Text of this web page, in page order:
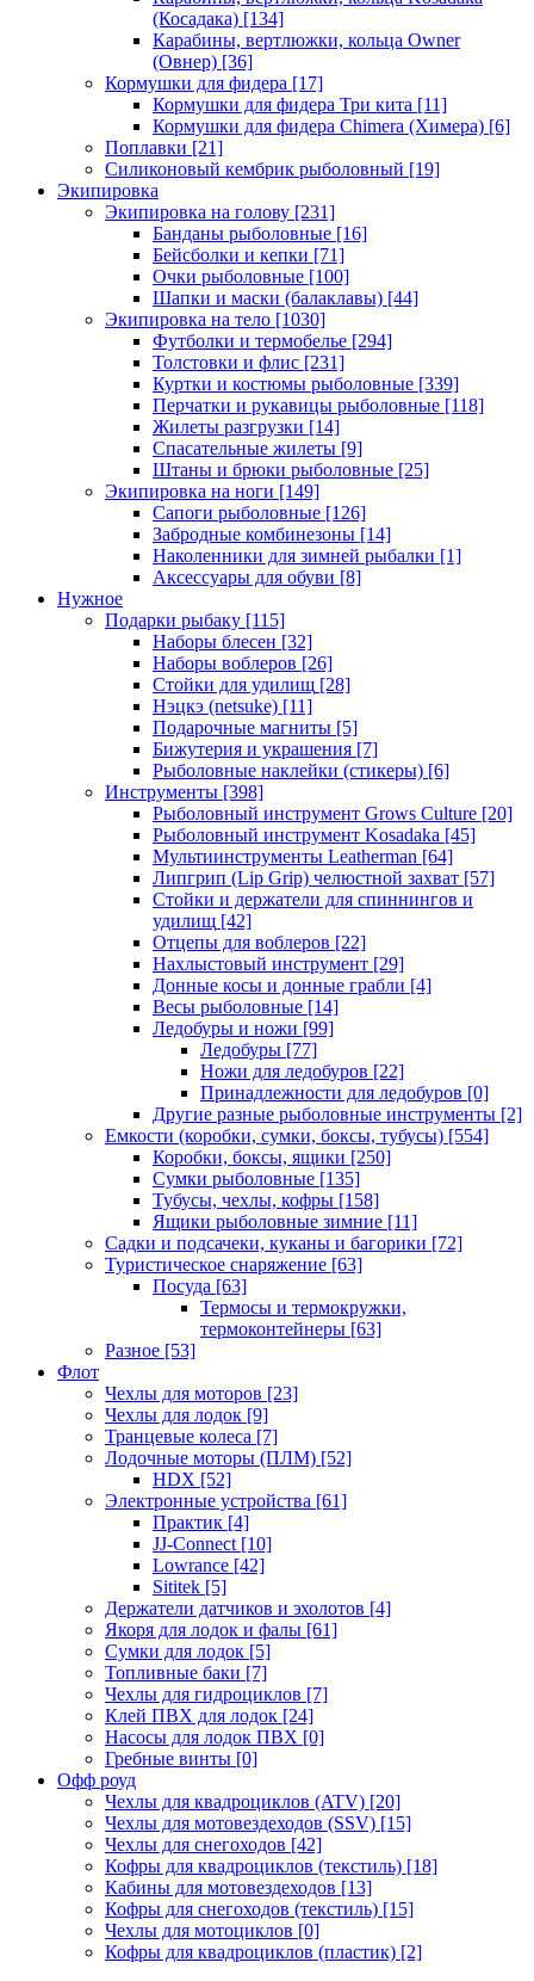
(Косадака) [134]
Карабины, вертлюжки, кольца Owner
(Овнер) [36]
Кормушки для фидера [17]
Кормушки для фидера Три кита [11]
Кормушки для фидера Chimera (Химера) [6]
Поплавки [21]
Силиконовый кембрик рыболовный [19]
Экипировка
Экипировка на голову [231]
Банданы рыболовные [16]
Бейсболки и кепки [71]
Очки рыболовные [100]
Шапки и маски (балаклавы) [44]
Экипировка на тело [1030]
Футболки и термобелье [294]
Толстовки и флис [231]
Куртки и костюмы рыболовные [339]
Перчатки и рукавицы рыболовные [118]
Жилеты разгрузки [14]
Спасательные жилеты [9]
Штаны и брюки рыболовные [25]
Экипировка на ноги [149]
Сапоги рыболовные [126]
Забродные комбинезоны [14]
Наколенники для зимней рыбалки [1]
Аксессуары для обуви [8]
Нужное
Подарки рыбаку [115]
Наборы блесен [32]
Наборы воблеров [26]
Стойки для удилищ [28]
Нэцкэ (netsuke) [11]
Подарочные магниты [5]
Бижутерия и украшения [7]
Рыболовные наклейки (стикеры) [6]
Инструменты [398]
Рыболовный инструмент Grows Culture [20]
Рыболовный инструмент Kosadaka [45]
Мультиинструменты Leatherman [64]
Липгрип (Lip Grip) челюстной захват [57]
Стойки и держатели для спиннингов и
удилищ [42]
Отцепы для воблеров [22]
Нахлыстовый инструмент [29]
Донные косы и донные грабли [4]
Весы рыболовные [14]
Ледобуры и ножи [99]
Ледобуры [77]
Ножи для ледобуров [22]
Принадлежности для ледобуров [0]
Другие разные рыболовные инструменты [2]
Емкости (коробки, сумки, боксы, тубусы) [554]
Коробки, боксы, ящики [250]
Сумки рыболовные [135]
Тубусы, чехлы, кофры [158]
Ящики рыболовные зимние [11]
Садки и подсачеки, куканы и багорики [72]
Туристическое снаряжение [63]
Посуда [63]
Термосы и термокружки,
термоконтейнеры [63]
Разное [53]
Флот
Чехлы для моторов [23]
Чехлы для лодок [9]
Транцевые колеса [7]
Лодочные моторы (ПЛМ) [52]
HDX [52]
Электронные устройства [61]
Практик [4]
JJ-Connect [10]
Lowrance [42]
Sititek [5]
Держатели датчиков и эхолотов [4]
Якоря для лодок и фалы [61]
Сумки для лодок [5]
Топливные баки [7]
Чехлы для гидроциклов [7]
Клей ПВХ для лодок [24]
Насосы для лодок ПВХ [0]
Гребные винты [0]
Офф роуд
Чехлы для квадроциклов (ATV) [20]
Чехлы для мотовездеходов (SSV) [15]
Чехлы для снегоходов [42]
Кофры для квадроциклов (текстиль) [18]
Кабины для мотовездеходов [13]
Кофры для снегоходов (текстиль) [15]
Чехлы для мотоциклов [0]
Кофры для квадроциклов (пластик) [2]